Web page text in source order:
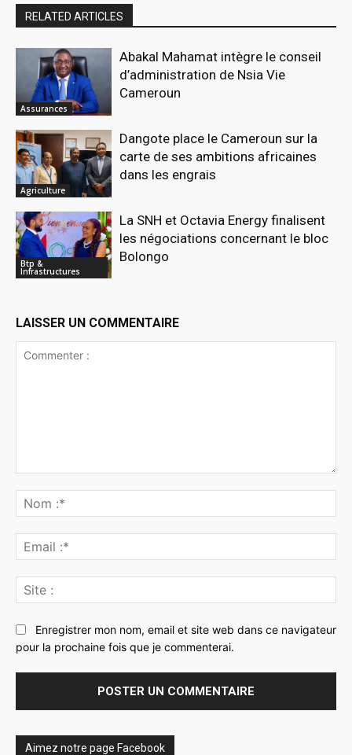
RELATED ARTICLES
Assurances
Abakal Mahamat intègre le conseil
d’administration de Nsia Vie
Cameroun
Agriculture
Dangote place le Cameroun sur la
carte de ses ambitions africaines
dans les engrais
Btp &
Infrastructures
La SNH et Octavia Energy finalisent
les négociations concernant le bloc
Bolongo
LAISSER UN COMMENTAIRE
:*
:*
:
Enregistrer mon nom, email et site web dans ce navigateur
pour la prochaine fois que je commenterai.
Aimez notre page Facebook